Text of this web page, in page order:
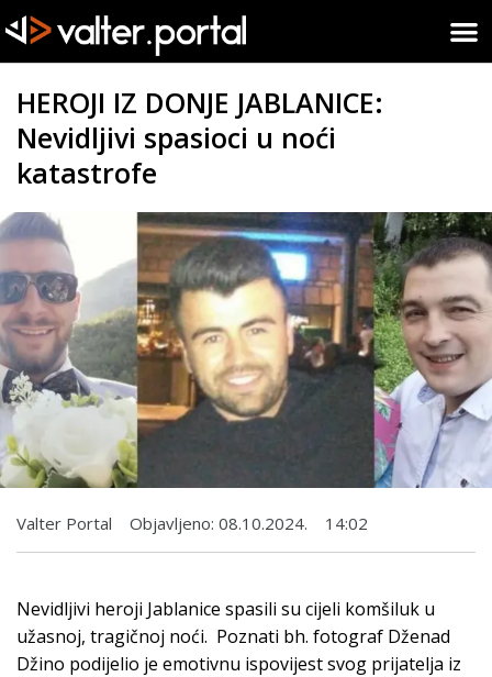
HEROJI IZ DONJE JABLANICE:
Nevidljivi spasioci u noći
katastrofe
Valter Portal Objavljeno: 08.10.2024. 14:02
Nevidljivi heroji Jablanice spasili su cijeli komšiluk u
užasnoj, tragičnoj noći. Poznati bh. fotograf Dženad
Džino podijelio je emotivnu ispovijest svog prijatelja iz